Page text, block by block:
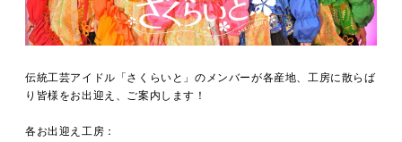
伝統工芸アイドル「さくらいと」のメンバーが各産地、工房に散らば
り皆様をお出迎え、ご案内します！
各お出迎え工房：